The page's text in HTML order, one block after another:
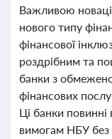
Важливою
нового типу
фінансової
роздрібним та
банки з
фінансових
Ці банки повинні
вимогам НБУ